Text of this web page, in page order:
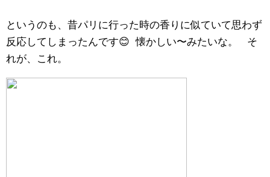
というのも、昔パリに行った時の香りに似ていて思わず
反応してしまったんです😊 懐かしい〜みたいな。 そ
れが、これ。